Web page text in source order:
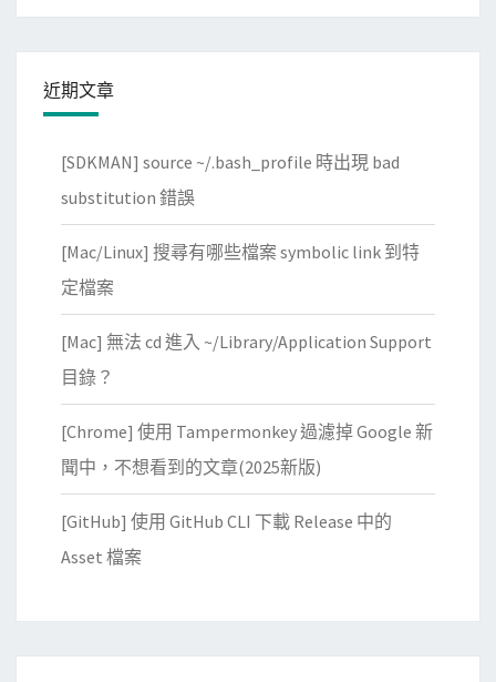
近期文章
[SDKMAN] source ~/.bash_profile 時出現 bad
substitution 錯誤
[Mac/Linux] 搜尋有哪些檔案 symbolic link 到特
定檔案
[Mac] 無法 cd 進入 ~/Library/Application Support
目錄？
[Chrome] 使用 Tampermonkey 過濾掉 Google 新
聞中，不想看到的文章(2025新版)
[GitHub] 使用 GitHub CLI 下載 Release 中的
Asset 檔案